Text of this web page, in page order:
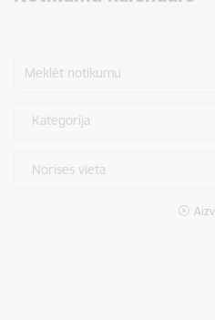
Meklēt notikumu
Kategorija
Norises vieta